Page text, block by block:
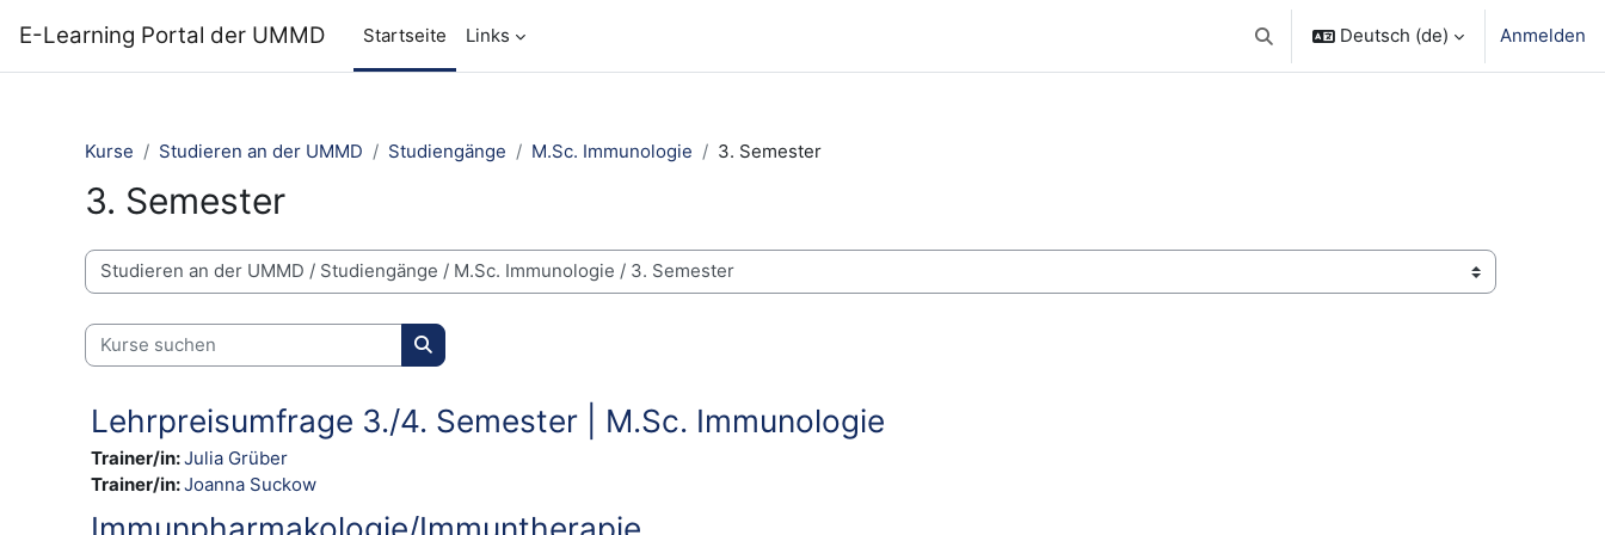
E-Learning Portal der UMMD Startseite Links Sucheingabe umschalten
Deutsch ‎(de)‎ Anmelden
Kurse Studieren an der UMMD Studiengänge M.Sc. Immunologie 3. Semester
3. Semester
Kursbereiche
Kurse suchen
Kurse suchen
Lehrpreisumfrage 3./4. Semester | M.Sc. Immunologie
Trainer/in:Julia Grüber
Trainer/in:Joanna Suckow